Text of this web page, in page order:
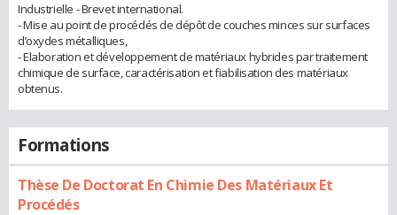
Industrielle - Brevet international.
- Mise au point de procédés de dépôt de couches minces sur surfaces
d’oxydes métalliques,
- Elaboration et développement de matériaux hybrides par traitement
chimique de surface, caractérisation et fiabilisation des matériaux
obtenus.
Formations
Thèse De Doctorat En Chimie Des Matériaux Et
Procédés